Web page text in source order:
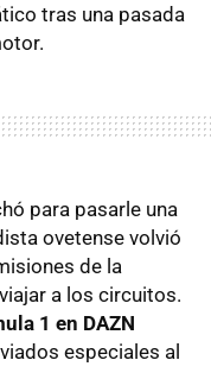
tras una pasada
para pasarle una
ovetense volvió
de la
a los circuitos.
1 en DAZN
especiales al